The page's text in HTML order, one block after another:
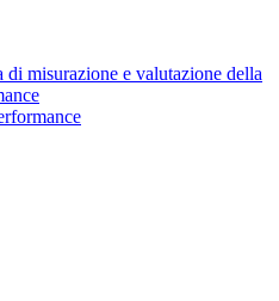
di misurazione e valutazione della